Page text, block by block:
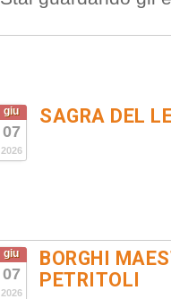
giu
07
2026
SAGRA DEL
giu
07
2026
BORGHI
PETRITOLI